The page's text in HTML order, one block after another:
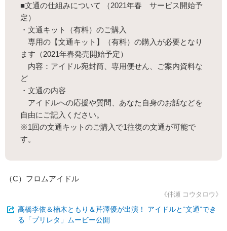
■文通の仕組みについて （2021年春 サービス開始予
定）
・文通キット（有料）のご購入
専用の【文通キット】（有料）の購入が必要となり
ます（2021年春発売開始予定）
内容：アイドル宛封筒、専用便せん、ご案内資料な
ど
・文通の内容
アイドルへの応援や質問、あなた自身のお話などを
自由にご記入ください。
※1回の文通キットのご購入で1往復の文通が可能で
す。
（C）フロムアイドル
《仲瀬 コウタロウ》
高橋李依＆楠木ともり＆芹澤優が出演！ アイドルと“文通”でき
る「プリレタ」ムービー公開